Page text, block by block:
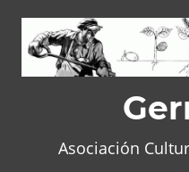
content
Asociación